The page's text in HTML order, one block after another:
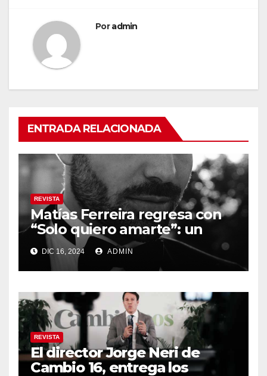
Poradmin
ENTRADA RELACIONADA
REVISTA
Matías Ferreira regresa con
“Solo quiero amarte”: un
homenaje al amor sin
barreras
DIC 16, 2024 ADMIN
REVISTA
El director Jorge Neri de
Cambio 16, entrega los